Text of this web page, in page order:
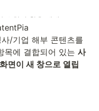
/기업 해부 콘텐츠를
목에 결합되어 있는 사
면이 새 창으로 열립